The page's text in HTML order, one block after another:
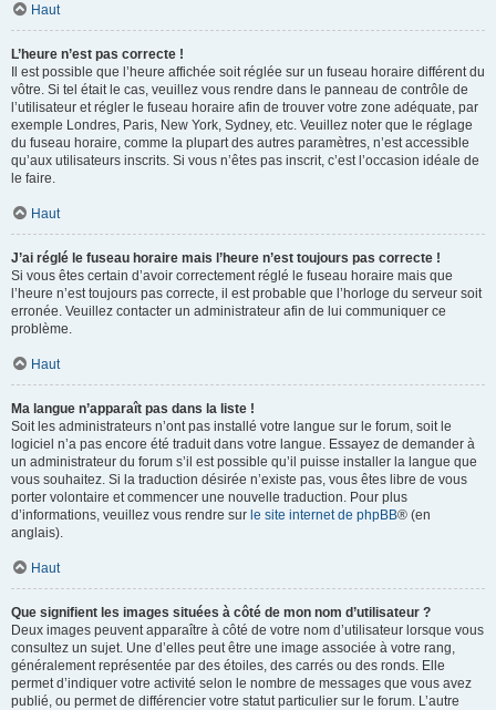
Haut
L’heure n’est pas correcte !
Il est possible que l’heure affichée soit réglée sur un fuseau horaire différent du
vôtre. Si tel était le cas, veuillez vous rendre dans le panneau de contrôle de
l’utilisateur et régler le fuseau horaire afin de trouver votre zone adéquate, par
exemple Londres, Paris, New York, Sydney, etc. Veuillez noter que le réglage
du fuseau horaire, comme la plupart des autres paramètres, n’est accessible
qu’aux utilisateurs inscrits. Si vous n’êtes pas inscrit, c’est l’occasion idéale de
le faire.
Haut
J’ai réglé le fuseau horaire mais l’heure n’est toujours pas correcte !
Si vous êtes certain d’avoir correctement réglé le fuseau horaire mais que
l’heure n’est toujours pas correcte, il est probable que l’horloge du serveur soit
erronée. Veuillez contacter un administrateur afin de lui communiquer ce
problème.
Haut
Ma langue n’apparaît pas dans la liste !
Soit les administrateurs n’ont pas installé votre langue sur le forum, soit le
logiciel n’a pas encore été traduit dans votre langue. Essayez de demander à
un administrateur du forum s’il est possible qu’il puisse installer la langue que
vous souhaitez. Si la traduction désirée n’existe pas, vous êtes libre de vous
porter volontaire et commencer une nouvelle traduction. Pour plus
d’informations, veuillez vous rendre sur le site internet de phpBB® (en
anglais).
Haut
Que signifient les images situées à côté de mon nom d’utilisateur ?
Deux images peuvent apparaître à côté de votre nom d’utilisateur lorsque vous
consultez un sujet. Une d’elles peut être une image associée à votre rang,
généralement représentée par des étoiles, des carrés ou des ronds. Elle
permet d’indiquer votre activité selon le nombre de messages que vous avez
publié, ou permet de différencier votre statut particulier sur le forum. L’autre